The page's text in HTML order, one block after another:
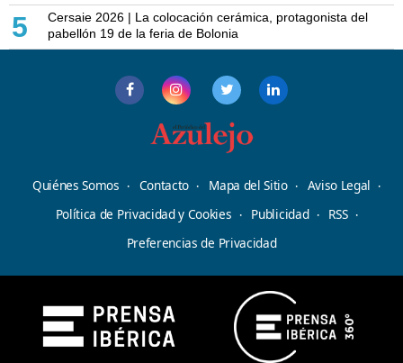
5
Cersaie 2026 | La colocación cerámica, protagonista del
pabellón 19 de la feria de Bolonia
Quiénes Somos Contacto Mapa del Sitio
Aviso Legal
Política de Privacidad y Cookies
Publicidad
RSS
Preferencias de Privacidad